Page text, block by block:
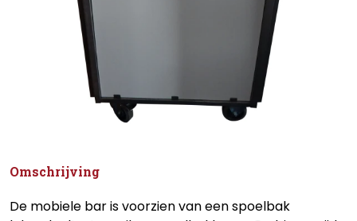
Omschrijving
De mobiele bar is voorzien van een spoelbak